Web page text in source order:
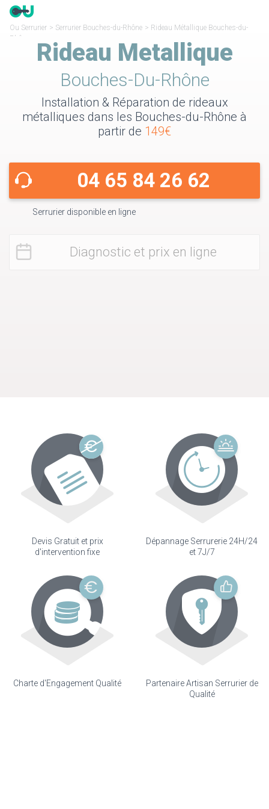
Ou Serrurier > Serrurier Bouches-du-Rhône > Rideau Métallique Bouches-du-
Rhône
Rideau Metallique
Bouches-Du-Rhône
Installation & Réparation de rideaux
métalliques dans les Bouches-du-Rhône à
partir de 149€
04 65 84 26 62
Serrurier disponible en ligne
Diagnostic et prix en ligne
Devis Gratuit et prix
d'intervention fixe
Dépannage Serrurerie 24H/24
et 7J/7
Charte d'Engagement Qualité
Partenaire Artisan Serrurier de
Qualité